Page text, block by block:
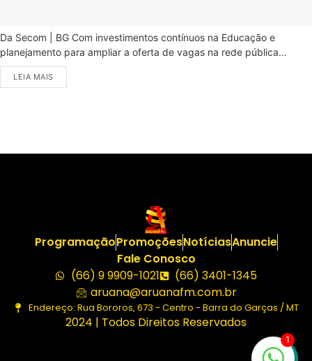
Da Secom | BG Com investimentos contínuos na Educação e
planejamento para ampliar a oferta de vagas na rede pública...
LEIA MAIS
ProgramaçãoPromoçõesNotíciasAnuncie
Fale Conosco
(66) 9 9909-1021
(66) 3401-1345
aruana@aruanafm.com.br
Endereço: Rua Bororos, 673 - Centro - Barra do Garças / MT
2024 | Todos Direitos Reservados
1